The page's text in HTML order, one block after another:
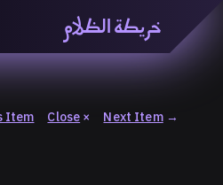
خريطة الظلام
«خريطة الظّلام» هي منصّة
Item Close × Next Item→